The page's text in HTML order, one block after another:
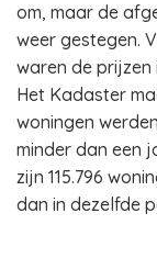
om, maar de
weer gestegen.
waren de prijzen
Het Kadaster
woningen
minder dan een
zijn 115.796
dan in dezelfde